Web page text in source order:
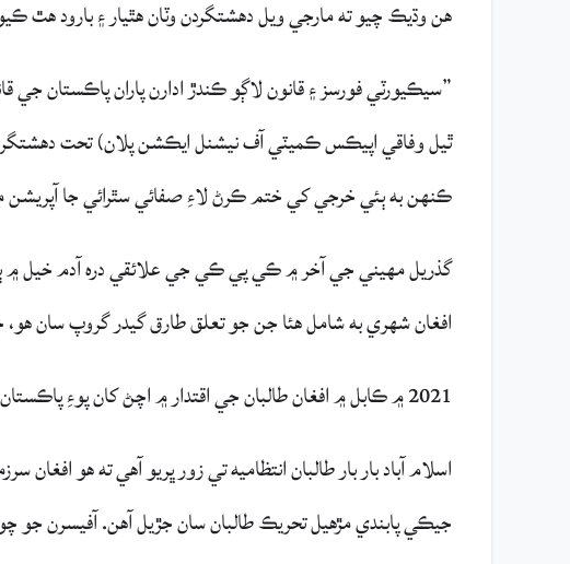
هن وڌيڪ چيو ته مارجي ويل دهشتگردن وٽان هٿيار ۽ بارود هٿ
”سيڪيورٽي فورسز ۽ قانون لاڳو ڪندڙ ادارن پاران پاڪستان
ٿيل وفاقي اپيڪس ڪميٽي آف نيشنل ايڪشن پلان) تحت
ڪنهن به ٻئي خرجي کي ختم ڪرڻ لاءِ صفائي سٿرائي جا آپريشن
افغان شهري به شامل هئا جن جو تعلق طارق گيدر گروپ سان
2021 ۾ ڪابل ۾ افغان طالبان جي اقتدار ۾ اچڻ کان پوءِ پاڪستان ۾ دهشتگرديءَ ۾ ٻيهر اضافو ٿيو آهي.
اسلام آباد بار بار طالبان انتظاميه تي زور ڀريو آهي ته هو
جيڪي پابندي مڙهيل تحريڪ طالبان سان جڙيل آهن. آفيسرن جو